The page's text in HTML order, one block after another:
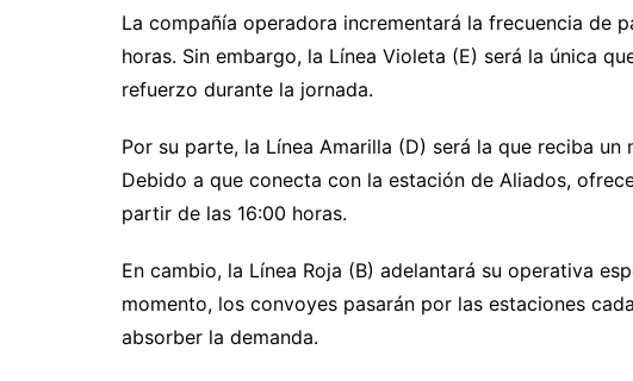
La compañía operadora incrementará la frecuencia de
horas. Sin embargo, la Línea Violeta (E) será la única
refuerzo durante la jornada.
Por su parte, la Línea Amarilla (D) será la que reciba
Debido a que conecta con la estación de Aliados,
partir de las 16:00 horas.
En cambio, la Línea Roja (B) adelantará su operativa
momento, los convoyes pasarán por las estaciones
absorber la demanda.